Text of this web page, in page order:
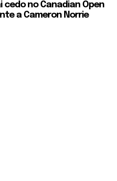
cedo no Canadian Open
a Cameron Norrie